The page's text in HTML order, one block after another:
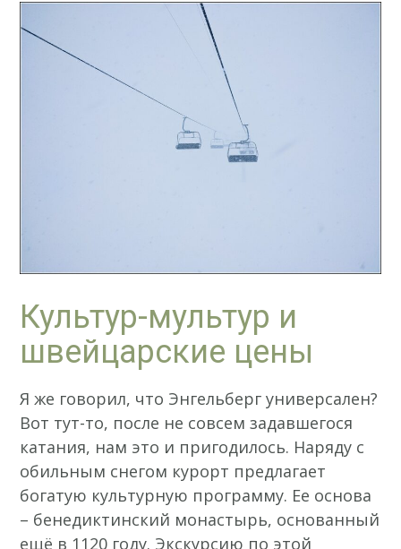
Культур-мультур и
швейцарские цены
Я же говорил, что Энгельберг универсален?
Вот тут-то, после не совсем задавшегося
катания, нам это и пригодилось. Наряду с
обильным снегом курорт предлагает
богатую культурную программу. Ее основа
– бенедиктинский монастырь, основанный
ещё в 1120 году. Экскурсию по этой